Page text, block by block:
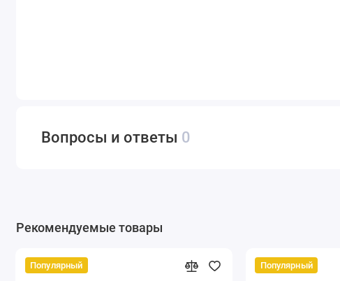
Вопросы и ответы 0
Рекомендуемые товары
Популярный Популярный